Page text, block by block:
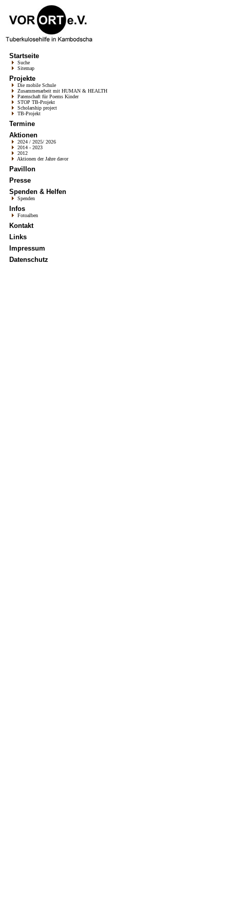
Startseite
Suche
Sitemap
Projekte
Die mobile Schule
Zusammenarbeit mit HUMAN & HEALTH
Patenschaft für Poems Kinder
STOP TB-Projekt
Scholarship project
TB-Projekt
Termine
Aktionen
2024 / 2025/ 2026
2014 - 2023
2012
Aktionen der Jahre davor
Pavillon
Presse
Spenden & Helfen
Spenden
Infos
Fotoalben
Kontakt
Links
Impressum
Datenschutz